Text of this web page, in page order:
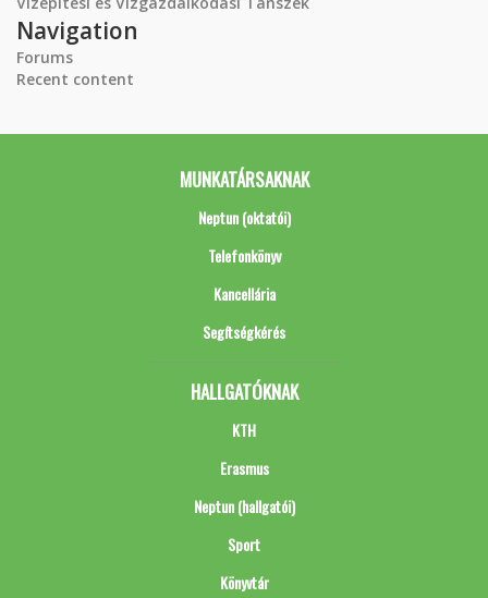
Navigation
Forums
Recent content
MUNKATÁRSAKNAK
Neptun (oktatói)
Telefonkönyv
Kancellária
Segítségkérés
HALLGATÓKNAK
KTH
Erasmus
Neptun (hallgatói)
Sport
Könyvtár